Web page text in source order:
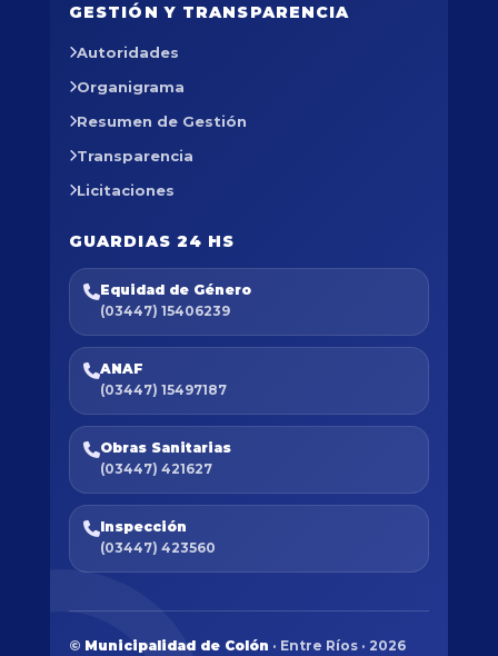
GESTIÓN Y TRANSPARENCIA
Autoridades
Organigrama
Resumen de Gestión
Transparencia
Licitaciones
GUARDIAS 24 HS
Equidad de Género
(03447) 15406239
ANAF
(03447) 15497187
Obras Sanitarias
(03447) 421627
Inspección
(03447) 423560
© Municipalidad de Colón · Entre Ríos · 2026